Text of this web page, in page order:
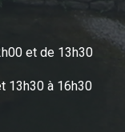
et de 13h30
13h30 à 16h30